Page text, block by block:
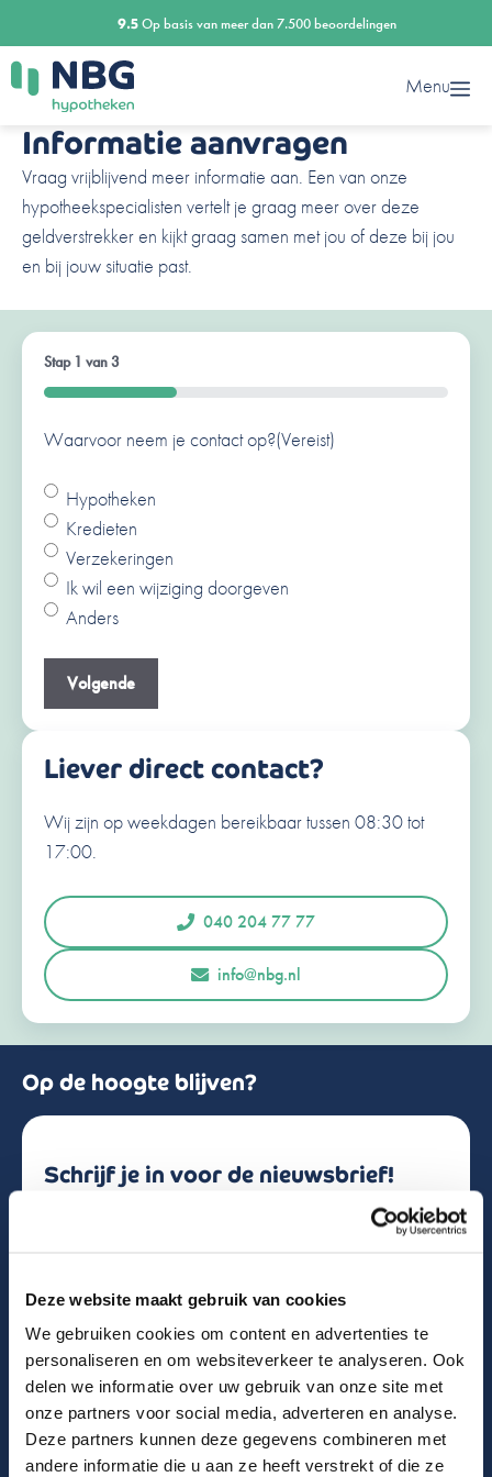
Deze website maakt gebruik van cookies
We gebruiken cookies om content en advertenties te
personaliseren en om websiteverkeer te analyseren. Ook
delen we informatie over uw gebruik van onze site met
onze partners voor social media, adverteren en analyse.
Deze partners kunnen deze gegevens combineren met
andere informatie die u aan ze heeft verstrekt of die ze
naar
de
inhoud
9.5Op basis van meer dan 7.500 beoordelingen
Menu
Informatie aanvragen
Vraag vrijblijvend meer informatie aan. Een van onze
hypotheekspecialisten vertelt je graag meer over deze
geldverstrekker en kijkt graag samen met jou of deze bij jou
en bij jouw situatie past.
Stap 1 van3
33%
Waarvoor neem je contact op?(Vereist)
Hypotheken
Kredieten
Verzekeringen
Ik wil een wijziging doorgeven
Anders
Ben je al een klant van ons?(Vereist)
Ja
Nee
Naam(Vereist)
V
o
r
a
m
e
r
n
a
m
Je e-mailadres
Je telefoonnummer(Vereist)
e
r
a
3
1
Opmerkingen of vragen
0 van 600 max. aantal karakters
Liever direct contact?
Wij zijn op weekdagen bereikbaar tussen 08:30 tot
17:00.
040 204 77 77
info@nbg.nl
Op de hoogte blijven?
Schrijf je in voor de nieuwsbrief!
Email